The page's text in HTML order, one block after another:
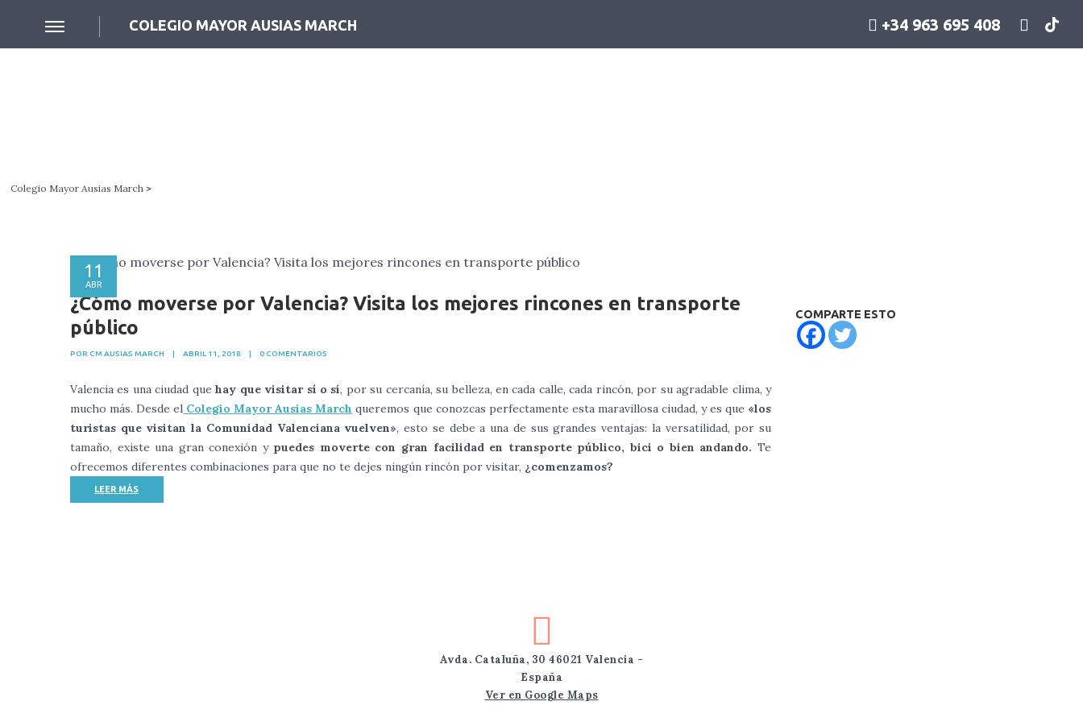
COLEGIO MAYOR AUSIAS MARCH +34 963 695 408
Colegio Mayor Ausias March >
11
ABR
¿Cómo moverse por Valencia? Visita los mejores rincones en transporte
público
POR CM AUSIAS MARCH | ABRIL 11, 2018 | 0 COMENTARIOS
Valencia es una ciudad que hay que visitar sí o sí, por su cercanía, su belleza, en cada calle, cada rincón, por su agradable clima, y
mucho más. Desde el Colegio Mayor Ausias March queremos que conozcas perfectamente esta maravillosa ciudad, y es que «los
turistas que visitan la Comunidad Valenciana vuelven», esto se debe a una de sus grandes ventajas: la versatilidad, por su
tamaño, existe una gran conexión ypuedes moverte con gran facilidad en transporte público, bici o bien andando. Te
ofrecemos diferentes combinaciones para que no te dejes ningún rincón por visitar, ¿comenzamos?
LEER MÁS
COMPARTE ESTO
Avda. Cataluña, 30 46021 Valencia -
España
Ver en Google Maps